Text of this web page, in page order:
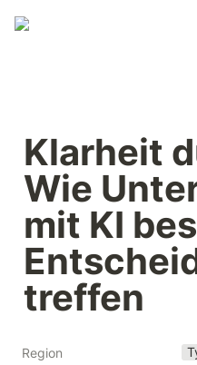
Klarheit
Wie
mit KI
treffen
Region